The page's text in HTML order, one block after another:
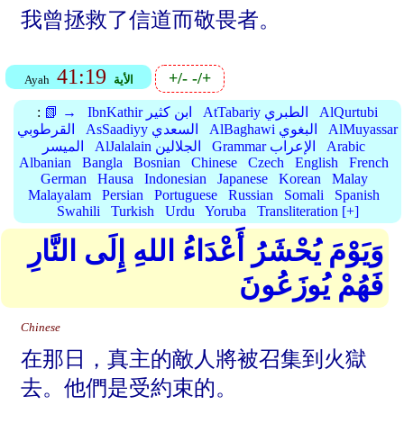
我曾拯救了信道而敬畏者。
Ayah 41:19 الأية +/--/+
: 📗 → IbnKathir ابن كثير AtTabariy الطبري
AlQurtubi
القرطوبي
AsSaadiyy السعدي AlBaghawi البغوي
AlMuyassar
الميسر
AlJalalain الجلالين Grammar الإعراب
Arabic
Albanian
Bangla Bosnian Chinese Czech English
French
German
Hausa Indonesian Japanese Korean
Malay
Malayalam
Persian Portuguese Russian Somali
Spanish
Swahili
Turkish Urdu Yoruba Transliteration [+]
وَيَوْمَ يُحْشَرُ أَعْدَاءُ اللهِ إِلَى النَّارِ
فَهُمْ يُوزَعُونَ
Chinese
在那日，真主的敵人將被召集到火獄
去。他們是受約束的。